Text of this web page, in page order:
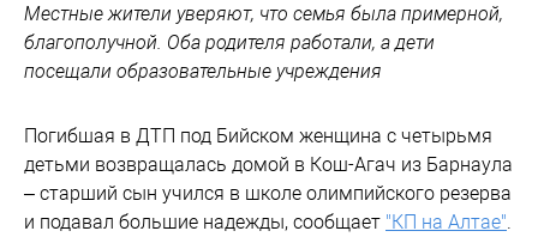
Местные жители уверяют, что семья была примерной,
благополучной. Оба родителя работали, а дети
посещали образовательные учреждения
Погибшая в ДТП под Бийском женщина с четырьмя
детьми возвращалась домой в Кош-Агач из Барнаула
– старший сын учился в школе олимпийского резерва
и подавал большие надежды, сообщает "КП на Алтае"